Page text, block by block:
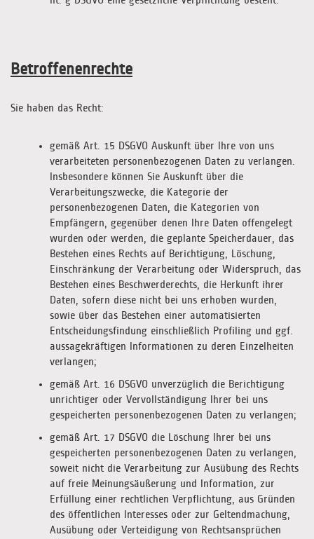
Betroffenenrechte
Sie haben das Recht:
gemäß Art. 15 DSGVO Auskunft über Ihre von uns
verarbeiteten personenbezogenen Daten zu verlangen.
Insbesondere können Sie Auskunft über die
Verarbeitungszwecke, die Kategorie der
personenbezogenen Daten, die Kategorien von
Empfängern, gegenüber denen Ihre Daten offengelegt
wurden oder werden, die geplante Speicherdauer, das
Bestehen eines Rechts auf Berichtigung, Löschung,
Einschränkung der Verarbeitung oder Widerspruch, das
Bestehen eines Beschwerderechts, die Herkunft ihrer
Daten, sofern diese nicht bei uns erhoben wurden,
sowie über das Bestehen einer automatisierten
Entscheidungsfindung einschließlich Profiling und ggf.
aussagekräftigen Informationen zu deren Einzelheiten
verlangen;
gemäß Art. 16 DSGVO unverzüglich die Berichtigung
unrichtiger oder Vervollständigung Ihrer bei uns
gespeicherten personenbezogenen Daten zu verlangen;
gemäß Art. 17 DSGVO die Löschung Ihrer bei uns
gespeicherten personenbezogenen Daten zu verlangen,
soweit nicht die Verarbeitung zur Ausübung des Rechts
auf freie Meinungsäußerung und Information, zur
Erfüllung einer rechtlichen Verpflichtung, aus Gründen
des öffentlichen Interesses oder zur Geltendmachung,
Ausübung oder Verteidigung von Rechtsansprüchen